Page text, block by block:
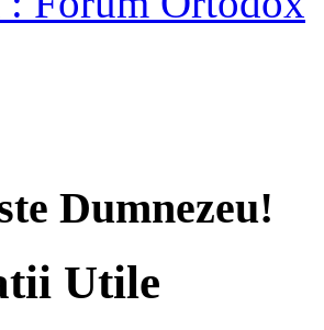
Dumnezeu!
Utile